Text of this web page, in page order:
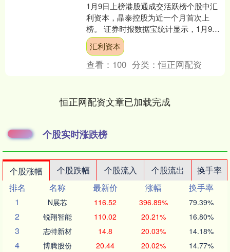
1月9日上榜港股通成交活跃榜个股中汇
利资本，晶泰控股为近一个月首次上
榜。 证券时报数据宝统计显示，1月9日
港股通（包括沪市港股通及深市港股
通）成交活跃股合计成交....
汇利资本
查看： 100 分类：恒正网配资
恒正网配资文章已加载完成
个股实时涨跌榜
个股涨幅 个股跌幅 个股流入 个股流出
换手率
排名
名称 最新价 涨幅
换手率
1
N展芯 116.52 396.89% 79.39%
2 锐翔智能 110.02 20.21% 16.80%
3 志特新材 14.8 20.03% 14.18%
4 博腾股份 20.44 20.02% 14.77%